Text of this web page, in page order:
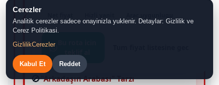
🚫Sadece WhatsApp Numarası Olanlar
Takip edilemez
Operasyon garantisi belirsiz
🚫"Arkadaşın Arabası" Tarzı
Cerezler
Analitik cerezler sadece onayinizla yuklenir. Detaylar: Gizlilik ve
Cerez Politikasi.
GizlilikCerezler
Kabul Et Reddet